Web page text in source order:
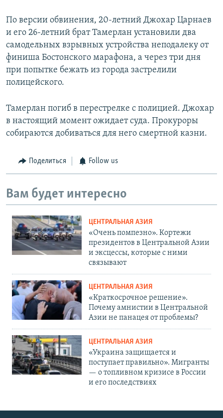
По версии обвинения, 20-летний Джохар Царнаев
и его 26-летний брат Тамерлан установили два
самодельных взрывных устройства неподалеку от
финиша Бостонского марафона, а через три дня
при попытке бежать из города застрелили
полицейского.
Тамерлан погиб в перестрелке с полицией. Джохар
в настоящий момент ожидает суда. Прокуроры
собираются добиваться для него смертной казни.
Поделиться Follow us
Вам будет интересно
ЦЕНТРАЛЬНАЯ АЗИЯ
«Очень помпезно». Кортежи
президентов в Центральной Азии
и эксцессы, которые с ними
связывают
ЦЕНТРАЛЬНАЯ АЗИЯ
«Краткосрочное решение».
Почему амнистии в Центральной
Азии не панацея от проблемы?
ЦЕНТРАЛЬНАЯ АЗИЯ
«Украина защищается и
поступает правильно». Мигранты
— о топливном кризисе в России
и его последствиях